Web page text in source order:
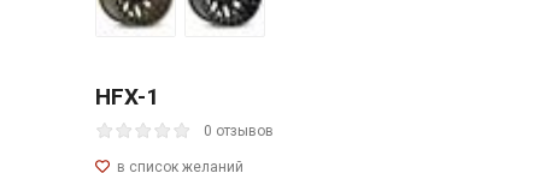
HFX-1
0 отзывов